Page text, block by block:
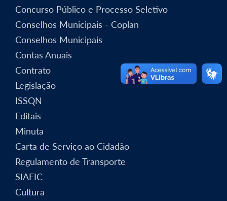
Concurso Público e Processo Seletivo
Conselhos Municipais - Coplan
Conselhos Municipais
Contas Anuais
Contrato
Legislação
ISSQN
Editais
Minuta
Carta de Serviço ao Cidadão
Regulamento de Transporte
SIAFIC
Cultura